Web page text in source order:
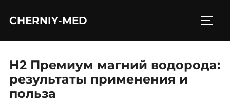
CHERNIY-MED
Н2 Премиум магний водорода:
результаты применения и
польза